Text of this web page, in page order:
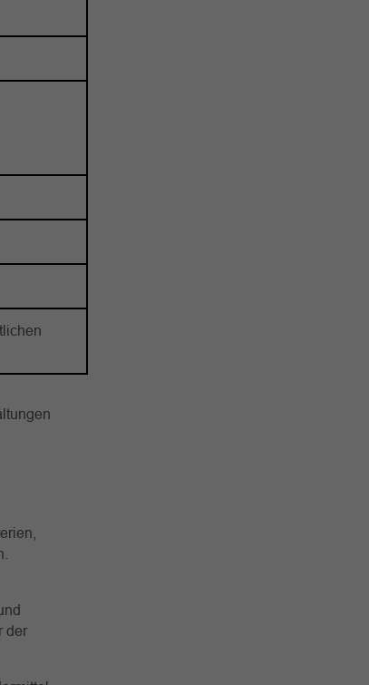
der